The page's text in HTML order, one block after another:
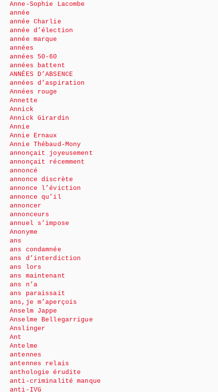
Anne-Sophie Lacombe
année
année Charlie
année d’élection
année marque
années
années 50-60
années battent
ANNÉES D’ABSENCE
années d’aspiration
Années rouge
Annette
Annick
Annick Girardin
Annie
Annie Ernaux
Annie Thébaud-Mony
annonçait joyeusement
annonçait récemment
annoncé
annonce discrète
annonce l’éviction
annonce qu’il
annoncer
annonceurs
annuel s’impose
Anonyme
ans
ans condamnée
ans d’interdiction
ans lors
ans maintenant
ans n’a
ans paraissait
ans,je m’aperçois
Anselm Jappe
Anselme Bellegarrigue
Anslinger
Ant
Antelme
antennes
antennes relais
anthologie érudite
anti-criminalité manque
anti-IVG